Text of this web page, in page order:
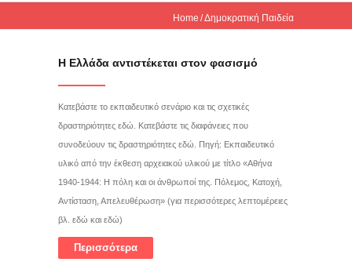
Home Δημοκρατική Παιδεία
Η Ελλάδα αντιστέκεται στον φασισμό
Κατεβάστε το εκπαιδευτικό σενάριο και τις σχετικές
δραστηριότητες εδώ. Κατεβάστε τις διαφάνειες που
συνοδεύουν τις δραστηριότητες εδώ. Πηγή: Εκπαιδευτικό
υλικό από την έκθεση αρχειακού υλικού με τίτλο «Αθήνα
1940-1944: Η πόλη και οι άνθρωποί της. Πόλεμος, Κατοχή,
Αντίσταση, Απελευθέρωση» (για περισσότερες λεπτομέρειες
βλ. εδώ και εδώ)
Περισσότερα